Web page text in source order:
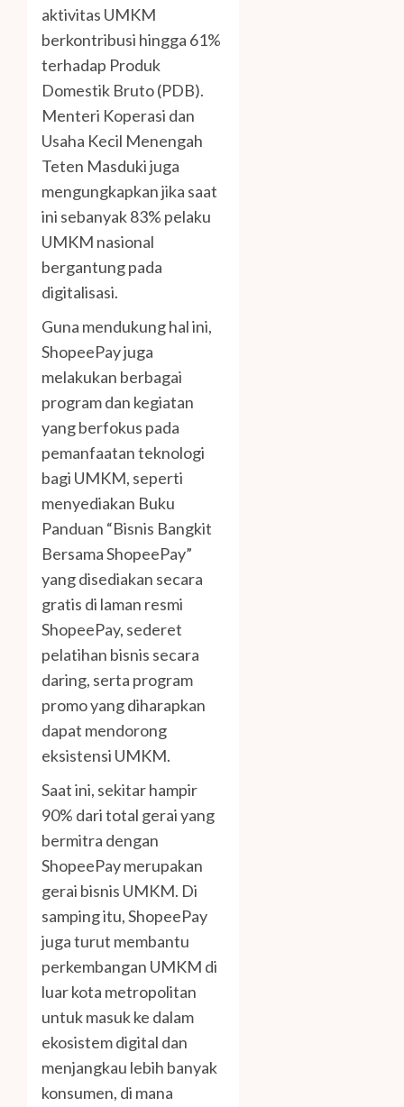
aktivitas UMKM
berkontribusi hingga 61%
terhadap Produk
Domestik Bruto (PDB).
Menteri Koperasi dan
Usaha Kecil Menengah
Teten Masduki juga
mengungkapkan jika saat
ini sebanyak 83% pelaku
UMKM nasional
bergantung pada
digitalisasi.
Guna mendukung hal ini,
ShopeePay juga
melakukan berbagai
program dan kegiatan
yang berfokus pada
pemanfaatan teknologi
bagi UMKM, seperti
menyediakan Buku
Panduan “Bisnis Bangkit
Bersama ShopeePay”
yang disediakan secara
gratis di laman resmi
ShopeePay, sederet
pelatihan bisnis secara
daring, serta program
promo yang diharapkan
dapat mendorong
eksistensi UMKM.
Saat ini, sekitar hampir
90% dari total gerai yang
bermitra dengan
ShopeePay merupakan
gerai bisnis UMKM. Di
samping itu, ShopeePay
juga turut membantu
perkembangan UMKM di
luar kota metropolitan
untuk masuk ke dalam
ekosistem digital dan
menjangkau lebih banyak
konsumen, di mana